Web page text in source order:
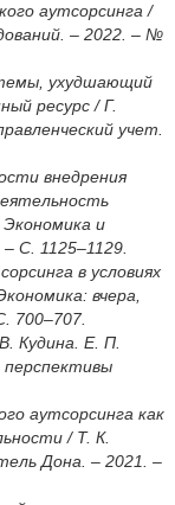
аутсорсинга /
– 2022. – №
ухудшающий
ресурс / Г.
учет.
внедрения
и
С. 1125–1129.
в условиях
вчера,
700–707.
Кудина. Е. П.
перспективы
аутсорсинга как
/ Т. К.
Дона. – 2021. –